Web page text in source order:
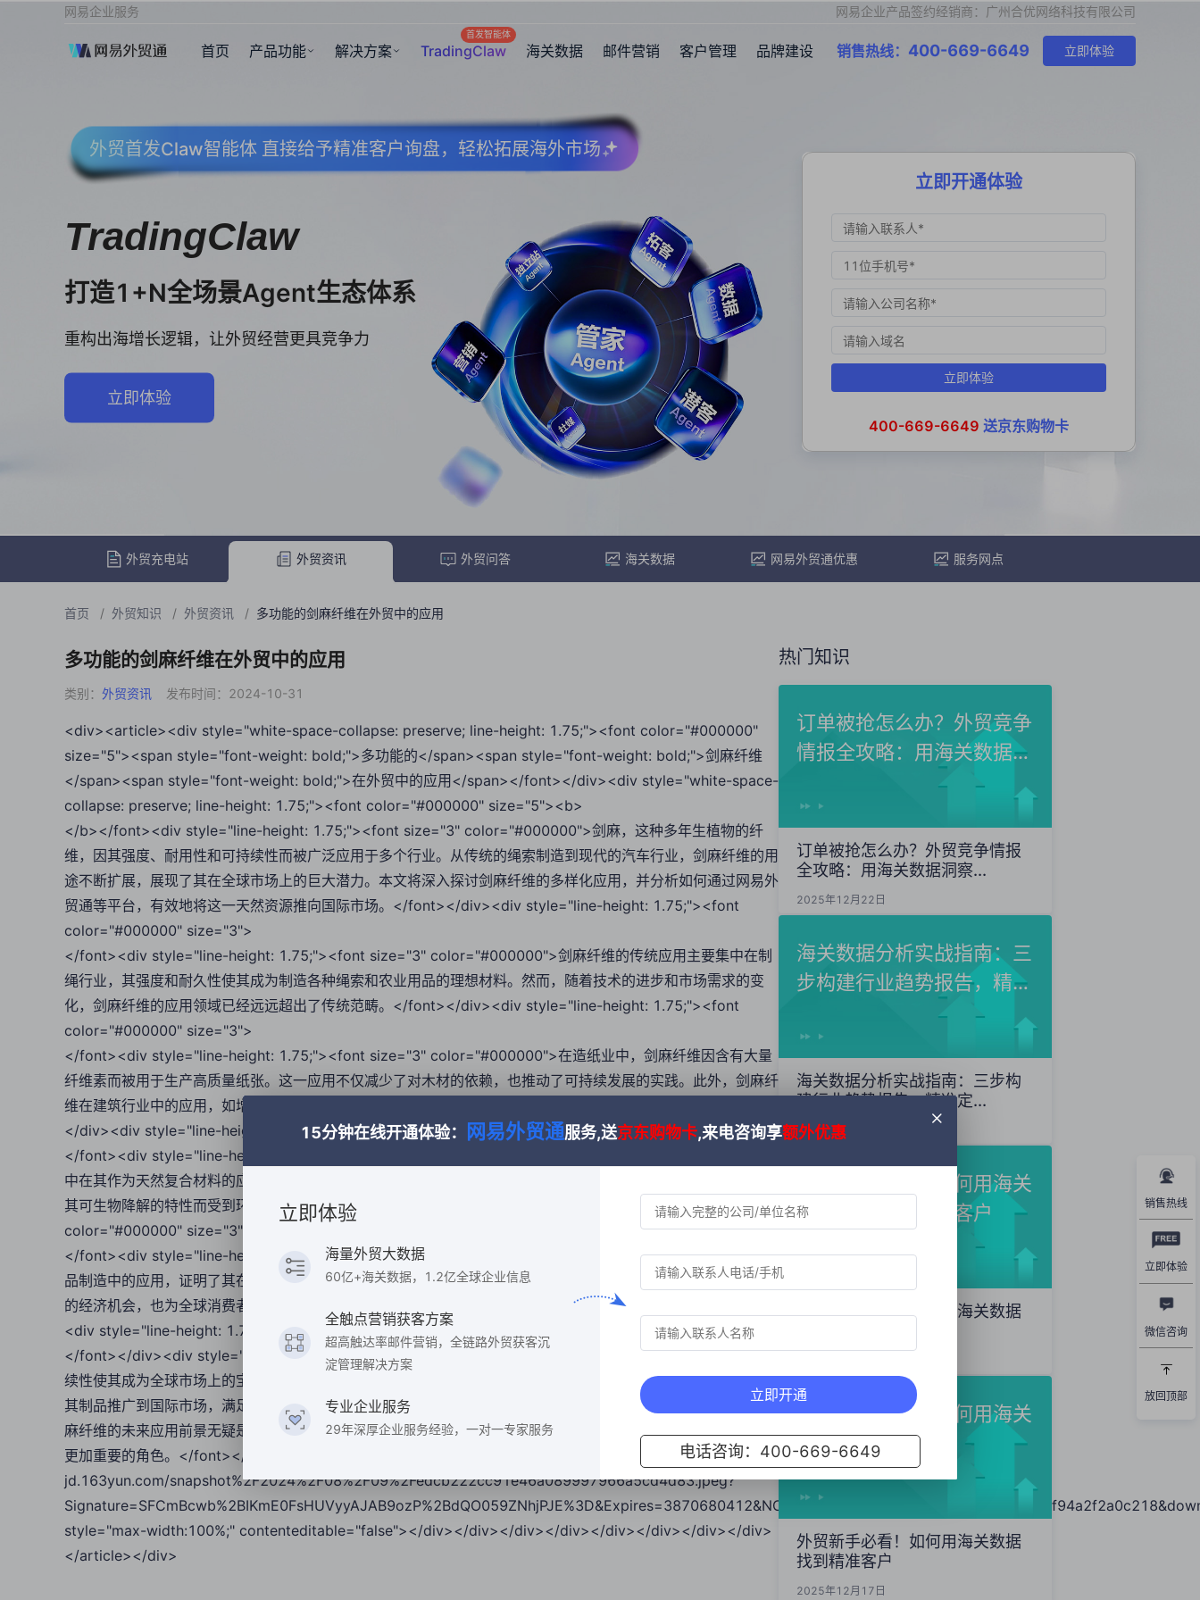
网易企业服务 网易企业产品签约经销商：广州合优网络科技有限公司
首页 产品功能 解决方案 TradingClaw
首发智能体
海关数据 邮件营销 客户管理 品牌建设 销售热线： 400-669-6649 立即体验
外贸首发Claw智能体 直接给予精准客户询盘，轻松拓展海外市场
TradingClaw
打造1+N全场景Agent生态体系
重构出海增长逻辑，让外贸经营更具竞争力
立即体验
立即开通体验
立即体验
400-669-6649 送京东购物卡
外贸充电站 外贸资讯 外贸问答 海关数据 网易外贸通优惠 服务网点
首页 / 外贸知识 / 外贸资讯 / 多功能的剑麻纤维在外贸中的应用
多功能的剑麻纤维在外贸中的应用
类别： 外贸资讯 发布时间：2024-10-31
<div><article><div style="white-space-collapse: preserve; line-height: 1.75;"><font color="#000000"
size="5"><span style="font-weight: bold;">多功能的</span><span style="font-weight: bold;">剑麻纤维
</span><span style="font-weight: bold;">在外贸中的应用</span></font></div><div style="white-space-
collapse: preserve; line-height: 1.75;"><font color="#000000" size="5"><b>
</b></font><div style="line-height: 1.75;"><font size="3" color="#000000">剑麻，这种多年生植物的纤
维，因其强度、耐用性和可持续性而被广泛应用于多个行业。从传统的绳索制造到现代的汽车行业，剑麻纤维的用
途不断扩展，展现了其在全球市场上的巨大潜力。本文将深入探讨剑麻纤维的多样化应用，并分析如何通过网易外
贸通等平台，有效地将这一天然资源推向国际市场。</font></div><div style="line-height: 1.75;"><font
color="#000000" size="3">
</font><div style="line-height: 1.75;"><font size="3" color="#000000">剑麻纤维的传统应用主要集中在制
绳行业，其强度和耐久性使其成为制造各种绳索和农业用品的理想材料。然而，随着技术的进步和市场需求的变
化，剑麻纤维的应用领域已经远远超出了传统范畴。</font></div><div style="line-height: 1.75;"><font
color="#000000" size="3">
</font><div style="line-height: 1.75;"><font size="3" color="#000000">在造纸业中，剑麻纤维因含有大量
纤维素而被用于生产高质量纸张。这一应用不仅减少了对木材的依赖，也推动了可持续发展的实践。此外，剑麻纤
维在建筑行业中的应用，如增强复合材料的强度和改善水泥的韧性，展示了其在现代工业中的广泛潜力。</font>
</div><div style="line-height: 1.75;"><font color="#000000" size="3">
</font><div style="line-height: 1.75;"><font size="3" color="#000000">汽车行业对剑麻纤维的兴趣主要集
中在其作为天然复合材料的应用，以替代传统的石化产品。剑麻纤维不仅提高了汽车内饰的透气性和舒适度，还因
其可生物降解的特性而受到环保倡导者的青睐。</font></div><div style="line-height: 1.75;"><font
color="#000000" size="3">
</font><div style="line-height: 1.75;"><font size="3" color="#000000">此外，剑麻纤维在地毯行业和工艺
品制造中的应用，证明了其在现代设计和家居装饰中的价值。剑麻纤维的这些多样化应用不仅为生产国家创造了新
的经济机会，也为全球消费者提供了更多环保和可持续的产品选择。</font><div style="line-height: 1.75;">
<div style="line-height: 1.75;"><font size="3" color="#000000">
</font></div><div style="line-height: 1.75;"><font size="3" color="#000000">剑麻纤维的多功能性和可持
续性使其成为全球市场上的宝贵资源。通过网易外贸通等专业的外贸服务平台，生产商可以更有效地将剑麻纤维及
其制品推广到国际市场，满足全球消费者对环保和高质量产品的需求。随着全球对可持续资源的需求日益增长，剑
麻纤维的未来应用前景无疑是光明的。通过不断探索和开发剑麻纤维的新用途，我们可以期待其在全球贸易中扮演
更加重要的角色。</font></div><div style="line-height: 1.75;"><img src="https://cowork-storage.nos-
jd.163yun.com/snapshot%2F2024%2F08%2F09%2Fedcb222cc91e46a089997966a5cd4d83.jpeg?
style="max-width:100%;" contenteditable="false"></div></div></div></div></div></div></div></div>
</article></div>
热门知识
订单被抢怎么办？外贸竞争
情报全攻略：用海关数据洞
订单被抢怎么办？外贸竞争情报
全攻略：用海关数据洞察...
2025年12月22日
海关数据分析实战指南：三
步构建行业趋势报告，精准
海关数据分析实战指南：三步构
建行业趋势报告，精准定...
2025年12月20日
外贸获客秘籍：如何用海关
数据精准开发海外客户
外贸获客秘籍：如何用海关数据
外贸新手必看！如何用海关
数据找到精准客户
外贸新手必看！如何用海关数据
找到精准客户
2025年12月17日
15分钟在线开通体验： 网易外贸通服务,送京东购物卡,来电咨询享额外优惠
立即体验
海量外贸大数据
60亿+海关数据，1.2亿全球企业信息
全触点营销获客方案
超高触达率邮件营销，全链路外贸获客沉
淀管理解决方案
专业企业服务
29年深厚企业服务经验，一对一专家服务
立即开通
电话咨询：400-669-6649
销售热线
立即体验
微信咨询
放回顶部